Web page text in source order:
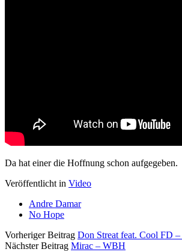
Da hat einer die Hoffnung schon aufgegeben.
Veröffentlicht in Video
Andre Damar
No Hope
Vorheriger Beitrag Don Streat feat. Cool FD –
Nächster Beitrag Mirac – WBH